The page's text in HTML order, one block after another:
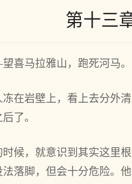
第十三
喜马拉雅山，跑死河马。
在岩壁上，看上去分外
了。
候，就意识到其实这里
落脚，但会十分危险。